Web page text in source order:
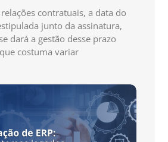
contratuais, a data do
junto da assinatura,
dará a gestão desse prazo
costuma variar